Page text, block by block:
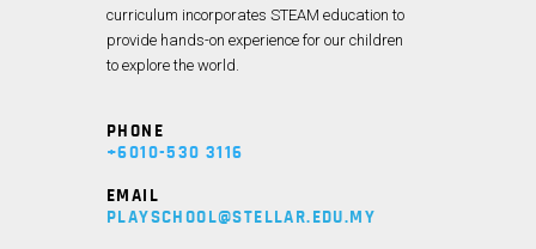
curriculum incorporates STEAM education to
provide hands-on experience for our children
to explore the world.
PHONE
+6010-530 3116
EMAIL
PLAYSCHOOL@STELLAR.EDU.MY